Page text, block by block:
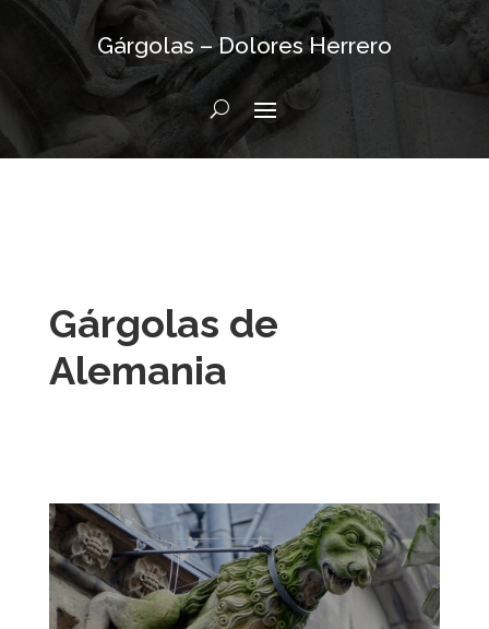
Gárgolas – Dolores Herrero
Gárgolas de
Alemania